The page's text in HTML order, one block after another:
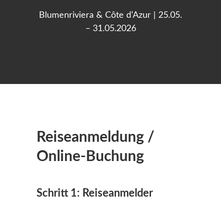
Blumenriviera & Côte d’Azur | 25.05.
– 31.05.2026
Reiseanmeldung /
Online-Buchung
Schritt 1: Reiseanmelder